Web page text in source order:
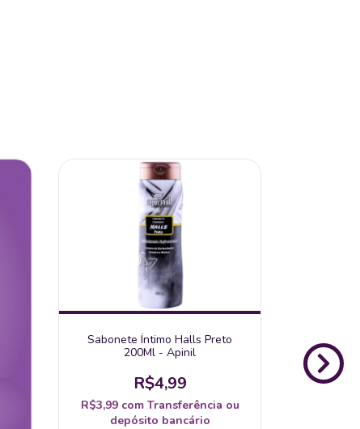
Sabonete Íntimo Halls Preto
200Ml - Apinil
R$4,99
R$3,99 com Transferência ou
depósito bancário